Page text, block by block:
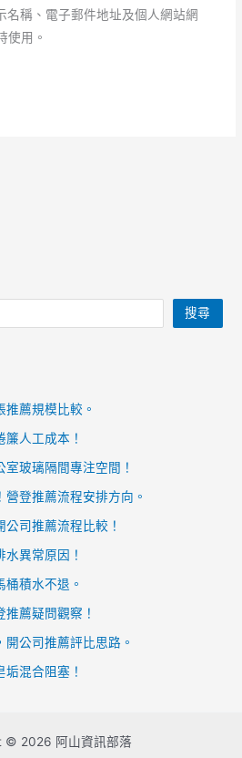
名稱、電子郵件地址及個人網站網
使用。
搜尋
薦規模比較。
人工成本！
玻璃隔間專注空間！
登推薦流程安排方向。
司推薦流程比較！
異常原因！
積水不退。
薦疑問觀察！
公司推薦評比思路。
混合阻塞！
© 2026 阿山資訊部落